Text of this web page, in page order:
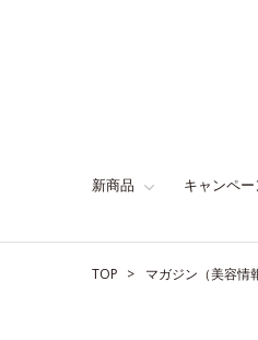
新商品 キャンペー
TOP マガジン（美容情